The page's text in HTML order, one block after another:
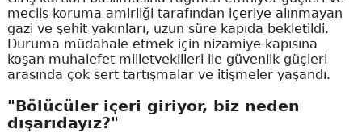
meclis koruma amirliği tarafından içeriye alınmayan
gazi ve şehit yakınları, uzun süre kapıda bekletildi.
Duruma müdahale etmek için nizamiye kapısına
koşan muhalefet milletvekilleri ile güvenlik güçleri
arasında çok sert tartışmalar ve itişmeler yaşandı.
"Bölücüler içeri giriyor, biz neden
dışarıdayız?"